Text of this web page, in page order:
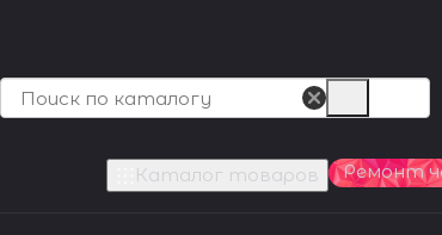
Каталог товаров Ремонт